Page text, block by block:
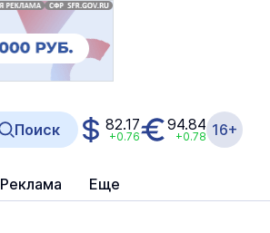
Реклама Еще
Поиск 82.17
+0.76
94.84
+0.78 16+